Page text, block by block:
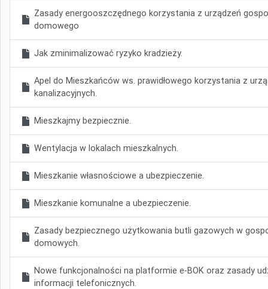
Zasady energooszczędnego korzystania z urządzeń
domowego
Jak zminimalizować ryzyko kradzieży.
Apel do Mieszkańców ws. prawidłowego korzystania z
kanalizacyjnych.
Mieszkajmy bezpiecznie.
Wentylacja w lokalach mieszkalnych.
Mieszkanie własnościowe a ubezpieczenie.
Mieszkanie komunalne a ubezpieczenie.
Zasady bezpiecznego użytkowania butli gazowych w
domowych.
Nowe funkcjonalności na platformie e-BOK oraz zasady
informacji telefonicznych.